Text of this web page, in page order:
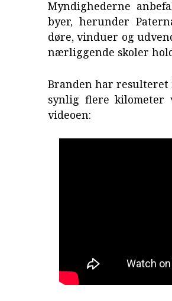
Myndighederne
byer, herunder
døre, vinduer og
nærliggende skoler
Branden har resulteret
synlig flere kilometer
videoen: